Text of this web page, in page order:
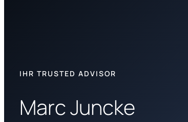
IHR TRUSTED ADVISOR
Marc Juncke